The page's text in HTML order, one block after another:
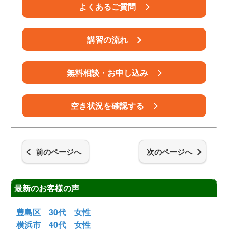
よくあるご質問
講習の流れ
無料相談・お申し込み
空き状況を確認する
前のページへ 次のページへ
最新のお客様の声
豊島区 30代 女性
横浜市 40代 女性